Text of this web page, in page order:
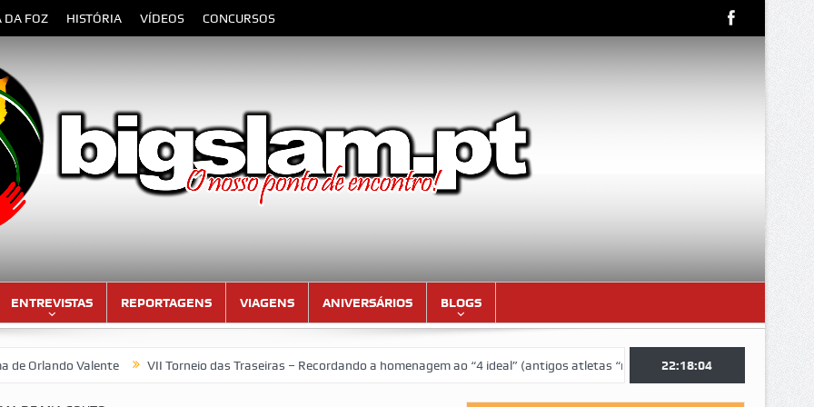
DA FOZ HISTÓRIA VÍDEOS CONCURSOS
ENTREVISTAS REPORTAGENS VIAGENS ANIVERSÁRIOS BLOGS
Valente VII Torneio das Traseiras – Recordando a homenagem ao “4 ideal” (antigos atletas “moçambicanos” do GCF da época 1976/77)
22:18:05